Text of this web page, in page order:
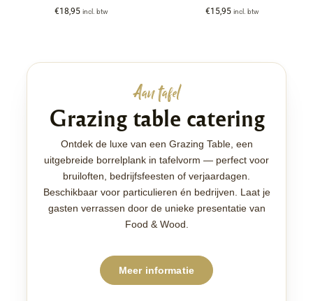
€18,95 incl. btw €15,95 incl. btw
Aan tafel
Grazing table catering
Ontdek de luxe van een Grazing Table, een
uitgebreide borrelplank in tafelvorm — perfect voor
bruiloften, bedrijfsfeesten of verjaardagen.
Beschikbaar voor particulieren én bedrijven. Laat je
gasten verrassen door de unieke presentatie van
Food & Wood.
Meer informatie